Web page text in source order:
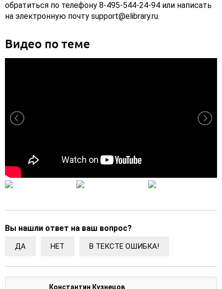
обратиться по телефону 8-495-544-24-94 или написать
на электронную почту support@elibrary.ru.
Видео по теме
Вы нашли ответ на ваш вопрос?
ДА НЕТ В ТЕКСТЕ ОШИБКА!
Константин Кузнецов